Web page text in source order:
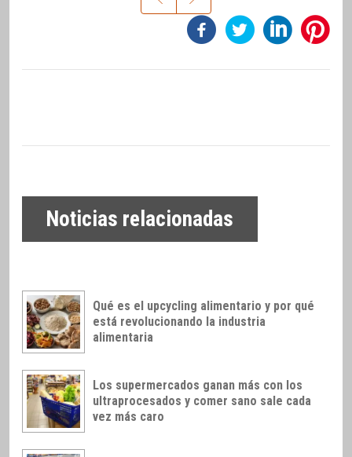
Noticias relacionadas
Qué es el upcycling alimentario y por qué
está revolucionando la industria
alimentaria
Los supermercados ganan más con los
ultraprocesados y comer sano sale cada
vez más caro